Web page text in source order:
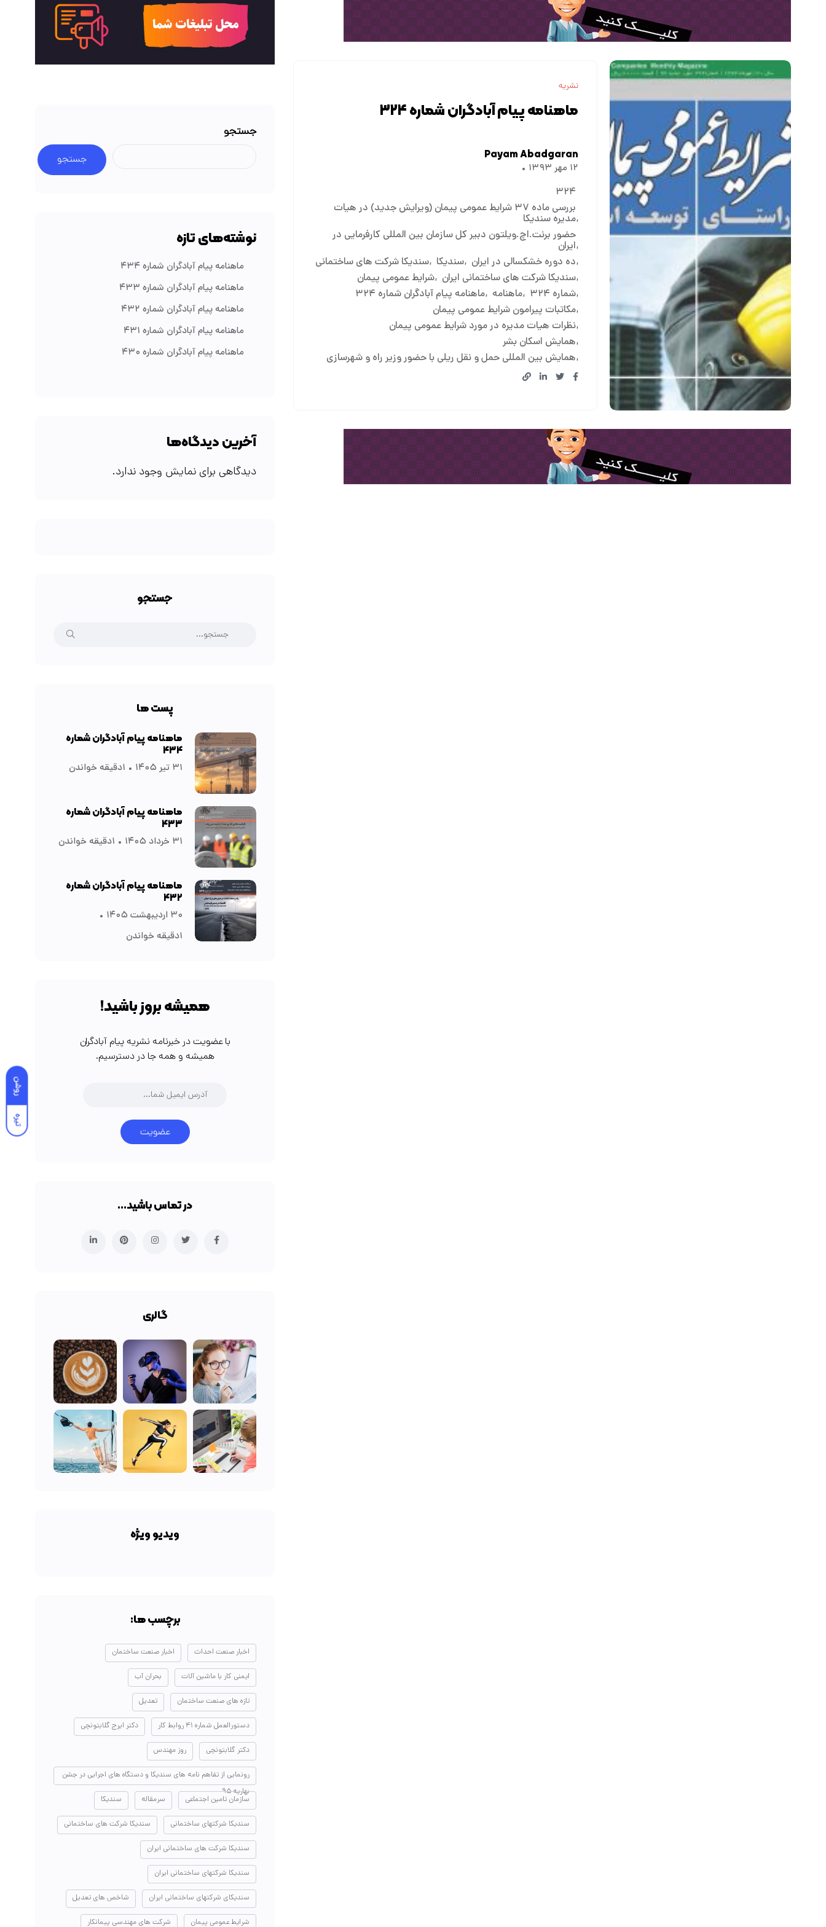
روشن
تیره
نشریه
ماهنامه پیام آبادگران شماره ۳۲۴
Payam Abadgaran
۱۲ مهر ۱۳۹۳
۳۲۴
بررسی ماده ۳۷ شرایط عمومی پیمان (ویرایش جدید) در هیات
مدیره سندیکا
حضور برنت.اچ.ویلتون دبیر کل سازمان بین المللی کارفرمایی در
ایران
ده دوره خشکسالی در ایران سندیکا سندیکا شرکت های ساختمانی
سندیکا شرکت های ساختمانی ایران شرایط عمومی پیمان
شماره ۳۲۴
ماهنامه ماهنامه پیام آبادگران شماره ۳۲۴
مکاتبات پیرامون شرایط عمومی پیمان
نظرات هیات مدیره در مورد شرایط عمومی پیمان
همایش اسکان بشر
همایش بین المللی حمل و نقل ریلی با حضور وزیر راه و شهرسازی
جستجو
جستجو
نوشته‌های تازه
ماهنامه پیام آبادگران شماره ۴۳۴
ماهنامه پیام آبادگران شماره ۴۳۳
ماهنامه پیام آبادگران شماره ۴۳۲
ماهنامه پیام آبادگران شماره ۴۳۱
ماهنامه پیام آبادگران شماره ۴۳۰
آخرین دیدگاه‌ها
دیدگاهی برای نمایش وجود ندارد.
جستجو
پست ها
ماهنامه پیام آبادگران شماره
۴۳۴
۳۱ تیر ۱۴۰۵ ۱دقیقه خواندن
ماهنامه پیام آبادگران شماره
۴۳۳
۳۱ خرداد ۱۴۰۵ ۱دقیقه خواندن
ماهنامه پیام آبادگران شماره
۴۳۲
۳۰ اردیبهشت ۱۴۰۵
۱دقیقه خواندن
همیشه بروز باشید!
با عضویت در خبرنامه نشریه پیام آبادگران
همیشه و همه جا در دسترسیم.
عضویت
در تماس باشید…
گالری
ویدیو ویژه
برچسب ها:
اخبار صنعت احداث اخبار صنعت ساختمان
ایمنی کار با ماشین آلات بحران آب
تازه های صنعت ساختمان تعدیل
دستورالعمل شماره ۴۱ روابط کار دکتر ایرج گلابتونچی
دکتر گلابتونچی روز مهندس
رونمایی از تفاهم نامه های سندیکا و دستگاه های اجرایی در جشن
بهاریه ۹۵
سازمان تامین اجتماعی سرمقاله سندیکا
سندیکا شرکتهای ساختمانی سندیکا شرکت های ساختمانی
سندیکا شرکت های ساختمانی ایران
سندیکا شرکتهای ساختمانی ایران
سندیکای شرکتهای ساختمانی ایران شاخص های تعدیل
شرایط عمومی پیمان شرکت های مهندسی پیمانکار